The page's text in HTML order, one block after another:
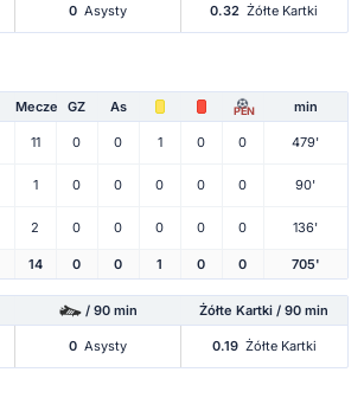
0 Asysty 0.32 Żółte Kartki
Mecze GZ As PEN min
11 0 0 1 0 0 479'
1 0 0 0 0 0 90'
2 0 0 0 0 0 136'
14 0 0 1 0 0 705'
/ 90 min Żółte Kartki / 90 min
0 Asysty 0.19 Żółte Kartki